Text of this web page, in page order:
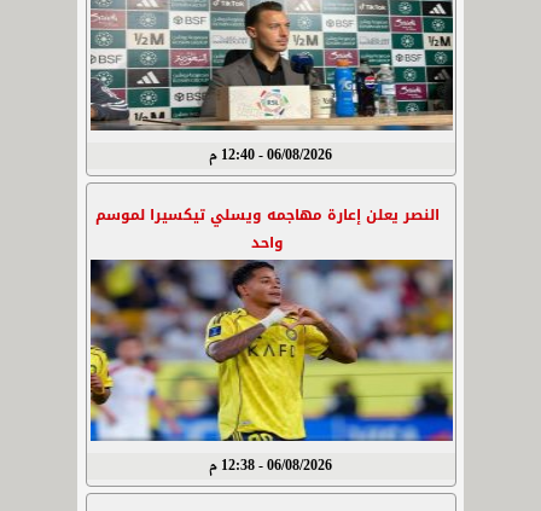
06/08/2026 - 12:40 م
النصر يعلن إعارة مهاجمه ويسلي تيكسيرا لموسم
واحد
06/08/2026 - 12:38 م